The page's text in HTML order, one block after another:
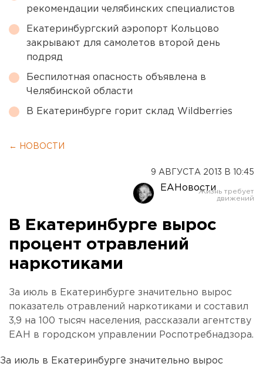
рекомендации челябинских специалистов
Екатеринбургский аэропорт Кольцово
закрывают для самолетов второй день
подряд
Беспилотная опасность объявлена в
Челябинской области
В Екатеринбурге горит склад Wildberries
← НОВОСТИ
9 АВГУСТА 2013 В 10:45
ЕАНовости
В Екатеринбурге вырос
процент отравлений
наркотиками
За июль в Екатеринбурге значительно вырос
показатель отравлений наркотиками и составил
3,9 на 100 тысяч населения, рассказали агентству
ЕАН в городском управлении Роспотребнадзора.
За июль в Екатеринбурге значительно вырос